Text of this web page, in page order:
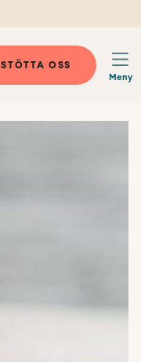
STÖTTA OSS
Meny